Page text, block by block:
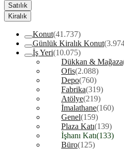
Satılık
Kiralık
Konut(41.737)
Günlük Kiralık Konut
İş Yeri(10.075)
Dükkan & Mağaza
Ofis(2.088)
Depo(760)
Fabrika(319)
Atölye(219)
İmalathane(160)
Genel(159)
Plaza Katı(139)
İşhanı Katı(133)
Büro(125)